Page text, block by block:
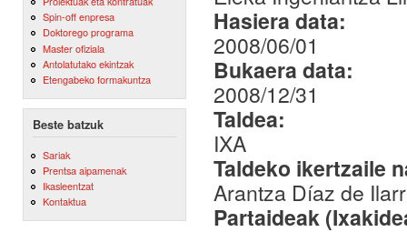
Spin-off enpresa
Doktorego programa
Master ofiziala
Antolatutako ekintzak
Etengabeko formakuntza
Beste batzuk
Sariak
Prentsa aipamenak
Ikasleentzat
Kontaktua
Hasiera data:
2008/06/01
Bukaera data:
2008/12/31
Taldea:
IXA
Taldeko ikertzaile
Arantza Díaz de
Partaideak